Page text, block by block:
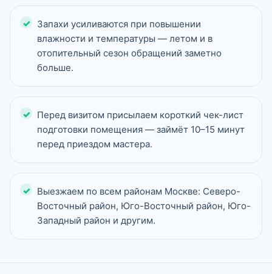
Запахи усиливаются при повышении
влажности и температуры — летом и в
отопительный сезон обращений заметно
больше.
Перед визитом присылаем короткий чек-лист
подготовки помещения — займёт 10–15 минут
перед приездом мастера.
Выезжаем по всем районам Москве: Северо-
Восточный район, Юго-Восточный район, Юго-
Западный район и другим.